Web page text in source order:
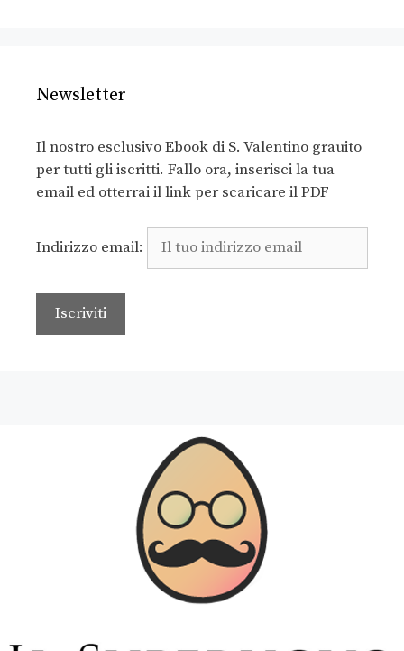
Newsletter
Il nostro esclusivo Ebook di S. Valentino grauito
per tutti gli iscritti. Fallo ora, inserisci la tua
email ed otterrai il link per scaricare il PDF
Indirizzo email: